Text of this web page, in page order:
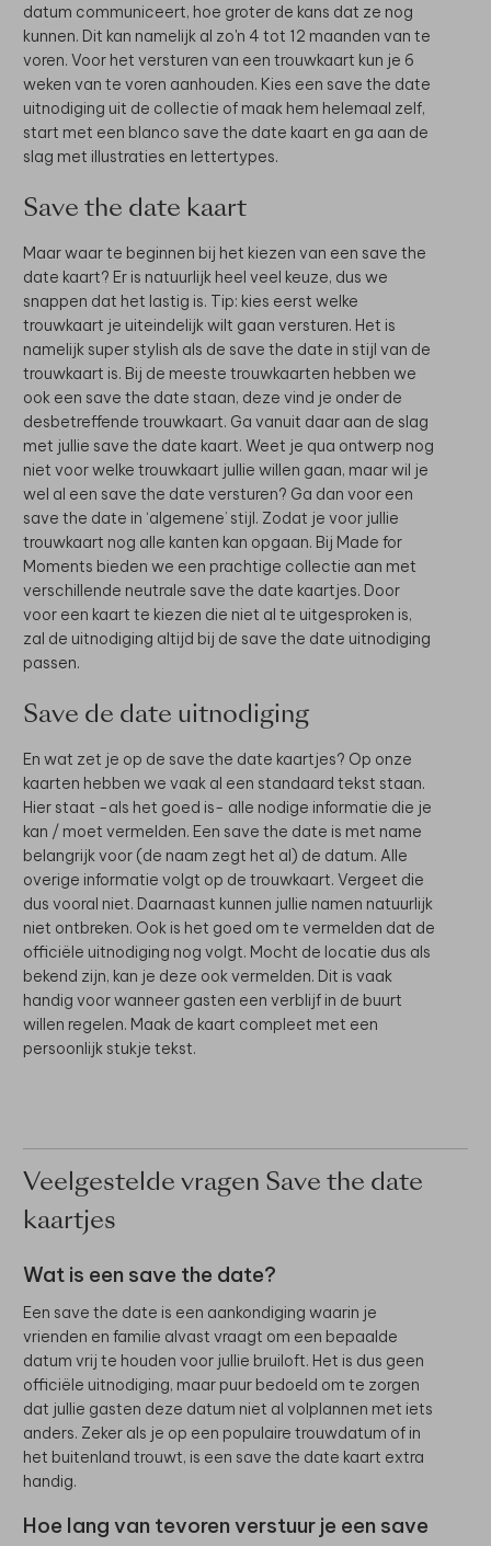
datum communiceert, hoe groter de kans dat ze nog
kunnen. Dit kan namelijk al zo'n 4 tot 12 maanden van te
voren. Voor het versturen van een trouwkaart kun je 6
weken van te voren aanhouden. Kies een save the date
uitnodiging uit de collectie of maak hem helemaal zelf,
start met een blanco save the date kaart en ga aan de
slag met illustraties en lettertypes.
Save the date kaart
Maar waar te beginnen bij het kiezen van een save the
date kaart? Er is natuurlijk heel veel keuze, dus we
snappen dat het lastig is. Tip: kies eerst welke
trouwkaart je uiteindelijk wilt gaan versturen. Het is
namelijk super stylish als de save the date in stijl van de
trouwkaart is. Bij de meeste trouwkaarten hebben we
ook een save the date staan, deze vind je onder de
desbetreffende trouwkaart. Ga vanuit daar aan de slag
met jullie save the date kaart. Weet je qua ontwerp nog
niet voor welke trouwkaart jullie willen gaan, maar wil je
wel al een save the date versturen? Ga dan voor een
save the date in ‘algemene’ stijl. Zodat je voor jullie
trouwkaart nog alle kanten kan opgaan. Bij Made for
Moments bieden we een prachtige collectie aan met
verschillende neutrale save the date kaartjes. Door
voor een kaart te kiezen die niet al te uitgesproken is,
zal de uitnodiging altijd bij de save the date uitnodiging
passen.
Save de date uitnodiging
En wat zet je op de save the date kaartjes? Op onze
kaarten hebben we vaak al een standaard tekst staan.
Hier staat -als het goed is- alle nodige informatie die je
kan / moet vermelden. Een save the date is met name
belangrijk voor (de naam zegt het al) de datum. Alle
overige informatie volgt op de trouwkaart. Vergeet die
dus vooral niet. Daarnaast kunnen jullie namen natuurlijk
niet ontbreken. Ook is het goed om te vermelden dat de
officiële uitnodiging nog volgt. Mocht de locatie dus als
bekend zijn, kan je deze ook vermelden. Dit is vaak
handig voor wanneer gasten een verblijf in de buurt
willen regelen. Maak de kaart compleet met een
persoonlijk stukje tekst.
Veelgestelde vragen Save the date
kaartjes
Wat is een save the date?
Een save the date is een aankondiging waarin je
vrienden en familie alvast vraagt om een bepaalde
datum vrij te houden voor jullie bruiloft. Het is dus geen
officiële uitnodiging, maar puur bedoeld om te zorgen
dat jullie gasten deze datum niet al volplannen met iets
anders. Zeker als je op een populaire trouwdatum of in
het buitenland trouwt, is een save the date kaart extra
handig.
Hoe lang van tevoren verstuur je een save